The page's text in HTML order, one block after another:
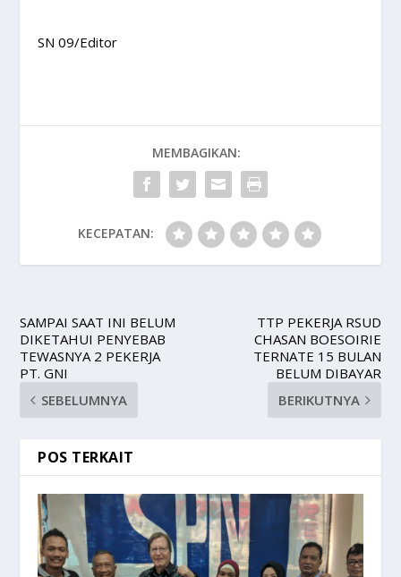
SN 09/Editor
MEMBAGIKAN:
KECEPATAN:
SAMPAI SAAT INI BELUM
DIKETAHUI PENYEBAB
TEWASNYA 2 PEKERJA
PT. GNI
SEBELUMNYA
TTP PEKERJA RSUD
CHASAN BOESOIRIE
TERNATE 15 BULAN
BELUM DIBAYAR
BERIKUTNYA
POS TERKAIT